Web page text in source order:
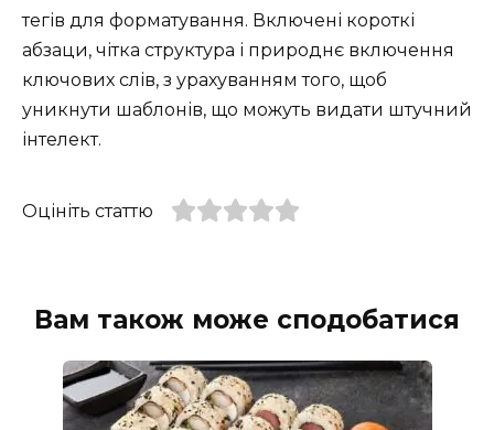
тегів для форматування. Включені короткі
абзаци, чітка структура і природнє включення
ключових слів, з урахуванням того, щоб
уникнути шаблонів, що можуть видати штучний
інтелект.
Оцініть статтю
Вам також може сподобатися